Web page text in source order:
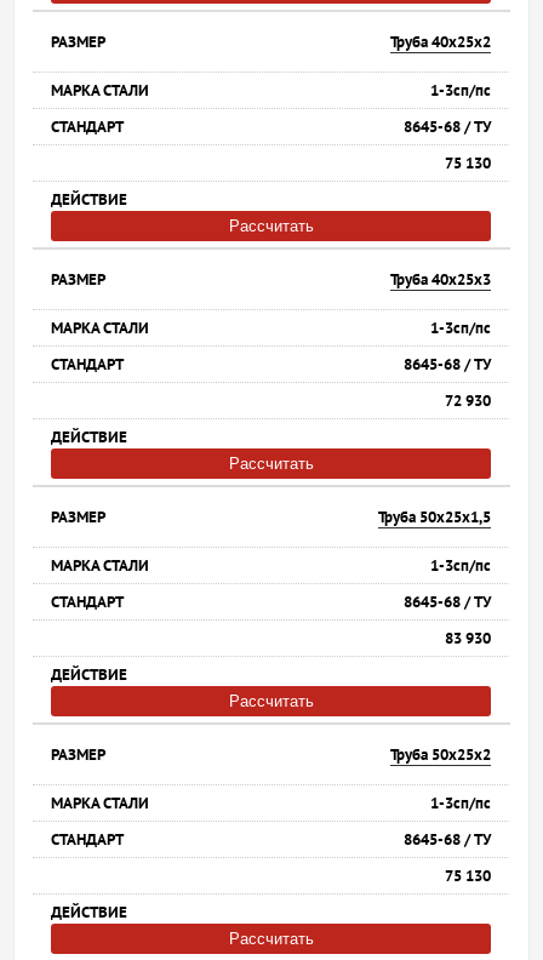
Труба 40х25х2
1-3сп/пс
8645-68 / ТУ
75 130
Рассчитать
Труба 40х25х3
1-3сп/пс
8645-68 / ТУ
72 930
Рассчитать
Труба 50х25х1,5
1-3сп/пс
8645-68 / ТУ
83 930
Рассчитать
Труба 50х25х2
1-3сп/пс
8645-68 / ТУ
75 130
Рассчитать